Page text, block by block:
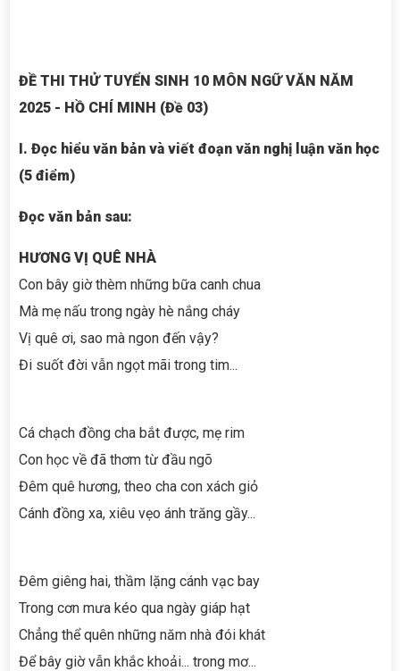
ĐỀ THI THỬ TUYỂN SINH 10 MÔN NGỮ VĂN NĂM
2025 - HỒ CHÍ MINH (Đề 03)
I. Đọc hiểu văn bản và viết đoạn văn nghị luận văn học
(5 điểm)
Đọc văn bản sau:
HƯƠNG VỊ QUÊ NHÀ
Con bây giờ thèm những bữa canh chua
Mà mẹ nấu trong ngày hè nắng cháy
Vị quê ơi, sao mà ngon đến vậy?
Đi suốt đời vẫn ngọt mãi trong tim...
Cá chạch đồng cha bắt được, mẹ rim
Con học về đã thơm từ đầu ngõ
Đêm quê hương, theo cha con xách giỏ
Cánh đồng xa, xiêu vẹo ánh trăng gầy...
Đêm giêng hai, thầm lặng cánh vạc bay
Trong cơn mưa kéo qua ngày giáp hạt
Chẳng thể quên những năm nhà đói khát
Để bây giờ vẫn khắc khoải... trong mơ...